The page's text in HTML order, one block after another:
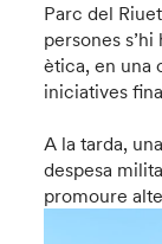
Parc del
persones
ètica, en una
iniciatives
A la tarda,
despesa
promoure